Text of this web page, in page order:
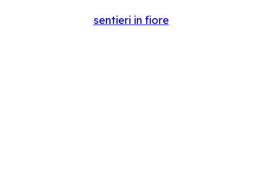
sentieri in fiore